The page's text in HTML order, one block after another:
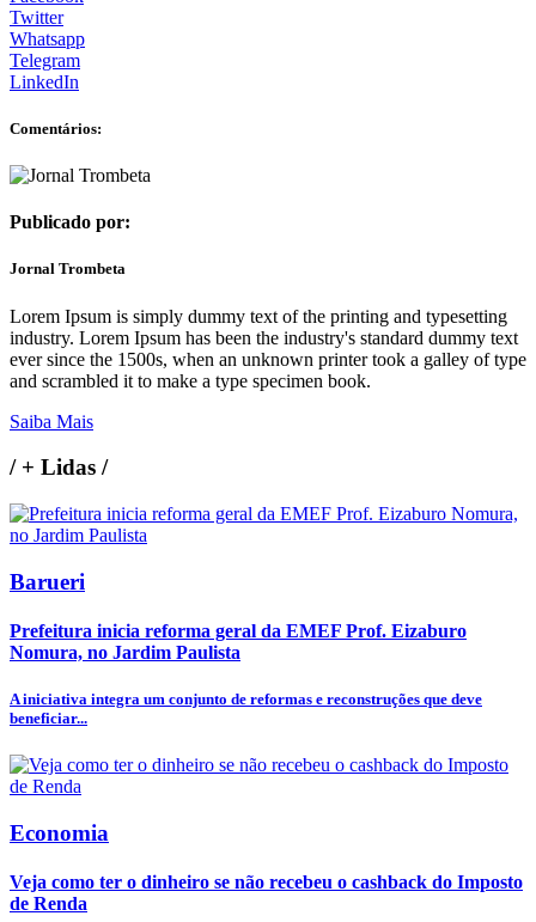
Twitter
Whatsapp
Telegram
LinkedIn
Comentários:
Publicado por:
Jornal Trombeta
Lorem Ipsum is simply dummy text of the printing and typesetting
industry. Lorem Ipsum has been the industry's standard dummy text
ever since the 1500s, when an unknown printer took a galley of type
and scrambled it to make a type specimen book.
Saiba Mais
/+ Lidas /
Barueri
Prefeitura inicia reforma geral da EMEF Prof. Eizaburo
Nomura, no Jardim Paulista
A iniciativa integra um conjunto de reformas e reconstruções que deve
beneficiar...
Economia
Veja como ter o dinheiro se não recebeu o cashback do Imposto
de Renda